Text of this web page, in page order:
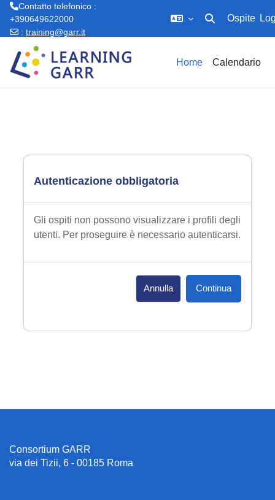
Contatto telefonico :
+390649622000
: training@garr.it
Attiva/disattiva
Ospite
Home Calendario
Autenticazione obbligatoria
Gli ospiti non possono visualizzare i profili degli
utenti. Per proseguire è necessario autenticarsi.
Annulla Continua
Consortium GARR
via dei Tizii, 6 - 00185 Roma